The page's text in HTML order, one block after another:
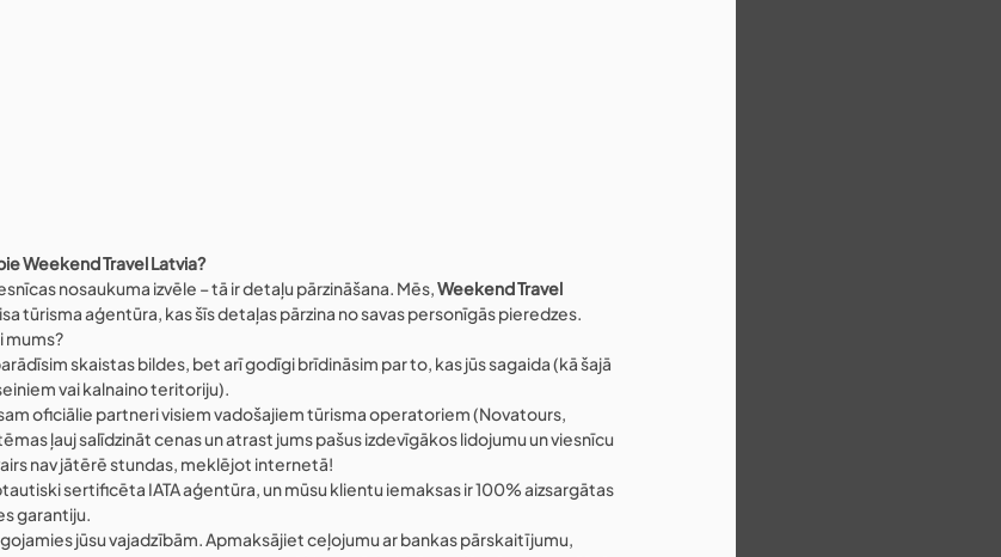
Weekend Travel Latvia?
nosaukuma izvēle – tā ir detaļu pārzināšana. Mēs, Weekend Travel
tūrisma aģentūra, kas šīs detaļas pārzina no savas personīgās pieredzes.
mums?
skaistas bildes, bet arī godīgi brīdināsim par to, kas jūs sagaida (kā šajā
vai kalnaino teritoriju).
oficiālie partneri visiem vadošajiem tūrisma operatoriem (Novatours,
ļauj salīdzināt cenas un atrast jums pašus izdevīgākos lidojumu un viesnīcu
nav jātērē stundas, meklējot internetā!
sertificēta IATA aģentūra, un mūsu klientu iemaksas ir 100% aizsargātas
garantiju.
jūsu vajadzībām. Apmaksājiet ceļojumu ar bankas pārskaitījumu,